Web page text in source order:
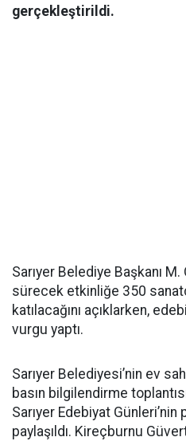
gerçekleştirildi.
Sarıyer Belediye Başkanı
sürecek etkinliğe 350
katılacağını açıklarken,
vurgu yaptı.
Sarıyer Belediyesi’nin ev
basın bilgilendirme
Sarıyer Edebiyat
paylaşıldı. Kireçburnu